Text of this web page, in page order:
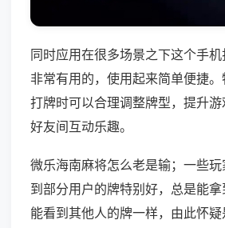
同时应用在很多场景之下这个手
非常有用的，使用起来简单便捷
打牌时可以合理调整牌型，提升
好友间互动乐趣。
微乐海南麻将怎么老是输；一些
到部分用户的牌特别好，总是能
能看到其他人的牌一样，由此怀